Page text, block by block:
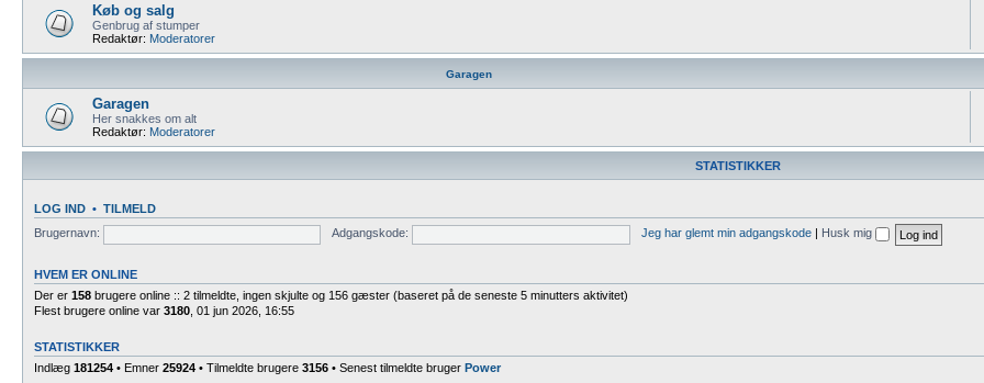
Køb og salg
Genbrug af stumper
Redaktør: Moderatorer
Garagen
Garagen
Her snakkes om alt
Redaktør: Moderatorer
STATISTIKKER
LOG IND • TILMELD
Brugernavn:
Adgangskode: Jeg har glemt min adgangskode Husk mig
HVEM ER ONLINE
Der er 158 brugere online :: 2 tilmeldte, ingen skjulte og 156 gæster (baseret på de seneste 5 minutters aktivitet)
Flest brugere online var 3180 , 01 jun 2026, 16:55
STATISTIKKER
Indlæg 181254 • Emner 25924 • Tilmeldte brugere 3156 • Senest tilmeldte bruger Power